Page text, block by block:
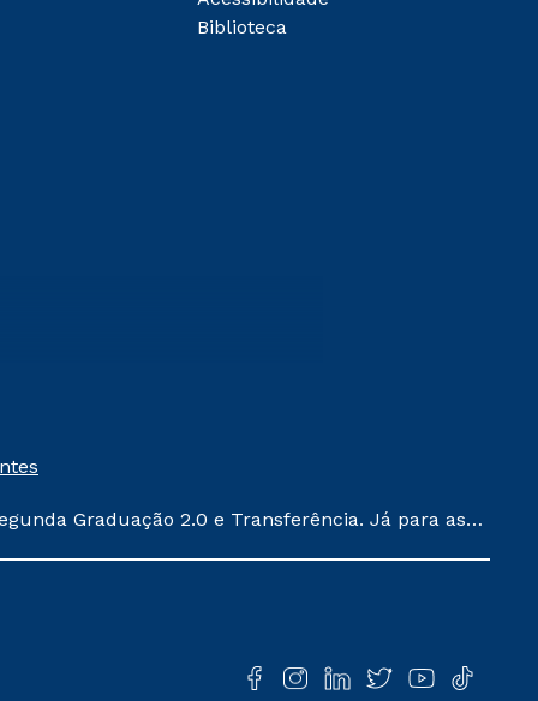
Biblioteca
Graduação 2.0 e Transferência. Já para as